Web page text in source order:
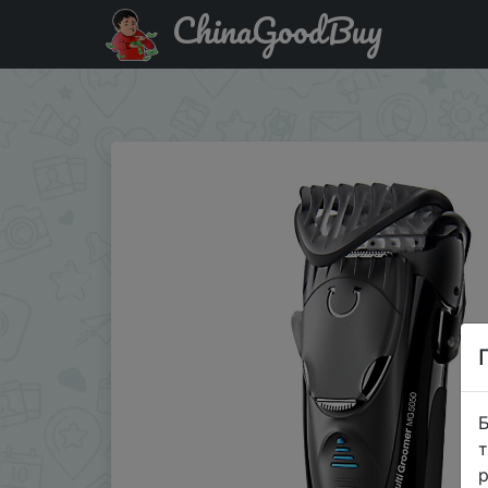
Придбати по знижці заменить Braun электробритва
бритвы заправки.
ChinaGoodBuy